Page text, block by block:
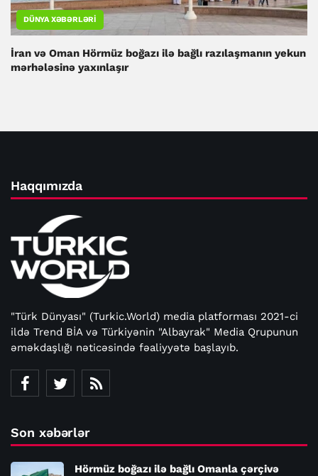
DÜNYA XƏBƏRLƏRI
İran və Oman Hörmüz boğazı ilə bağlı razılaşmanın yekun
mərhələsinə yaxınlaşır
Haqqımızda
"Türk Dünyası" (Turkic.World) media platforması 2021-ci
ildə Trend BİA və Türkiyənin "Albayrak" Media Qrupunun
əməkdaşlığı nəticəsində fəaliyyətə başlayıb.
Son xəbərlər
Hörmüz boğazı ilə bağlı Omanla çərçivə